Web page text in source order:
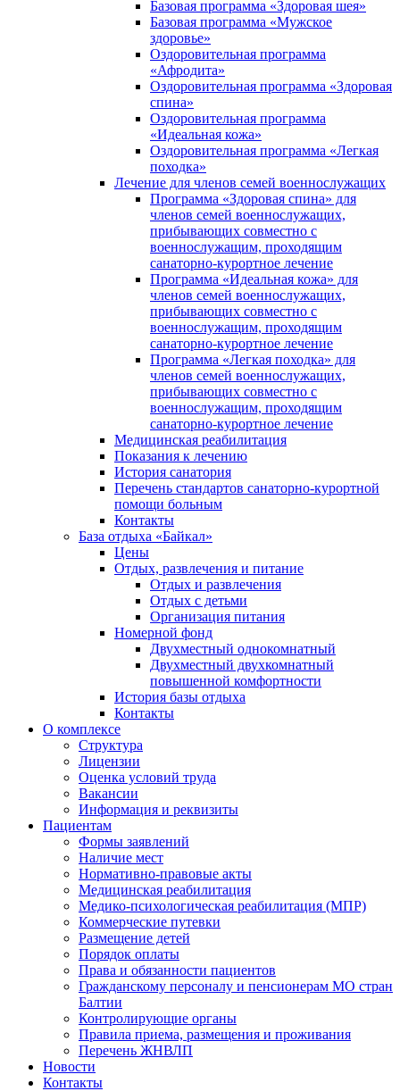
Базовая программа «Здоровая шея»
Базовая программа «Мужское
здоровье»
Оздоровительная программа
«Афродита»
Оздоровительная программа «Здоровая
спина»
Оздоровительная программа
«Идеальная кожа»
Оздоровительная программа «Легкая
походка»
Лечение для членов семей военнослужащих
Программа «Здоровая спина» для
членов семей военнослужащих,
прибывающих совместно с
военнослужащим, проходящим
санаторно-курортное лечение
Программа «Идеальная кожа» для
членов семей военнослужащих,
прибывающих совместно с
военнослужащим, проходящим
санаторно-курортное лечение
Программа «Легкая походка» для
членов семей военнослужащих,
прибывающих совместно с
военнослужащим, проходящим
санаторно-курортное лечение
Медицинская реабилитация
Показания к лечению
История санатория
Перечень стандартов санаторно-курортной
помощи больным
Контакты
База отдыха «Байкал»
Цены
Отдых, развлечения и питание
Отдых и развлечения
Отдых с детьми
Организация питания
Номерной фонд
Двухместный однокомнатный
Двухместный двухкомнатный
повышенной комфортности
История базы отдыха
Контакты
О комплексе
Структура
Лицензии
Оценка условий труда
Вакансии
Информация и реквизиты
Пациентам
Формы заявлений
Наличие мест
Нормативно-правовые акты
Медицинская реабилитация
Медико-психологическая реабилитация (МПР)
Коммерческие путевки
Размещение детей
Порядок оплаты
Права и обязанности пациентов
Гражданскому персоналу и пенсионерам МО стран
Балтии
Контролирующие органы
Правила приема, размещения и проживания
Перечень ЖНВЛП
Новости
Контакты